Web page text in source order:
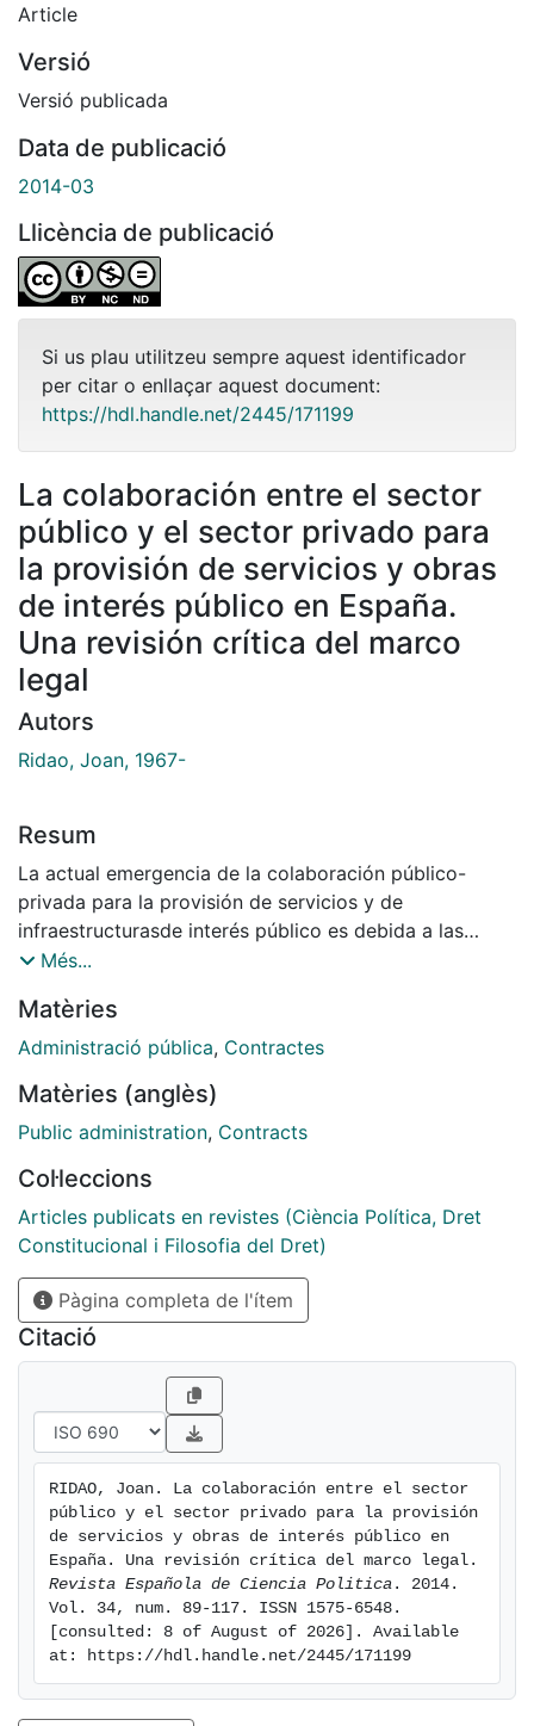
Article
Versió
Versió publicada
Data de publicació
2014-03
Llicència de publicació
Si us plau utilitzeu sempre aquest identificador
per citar o enllaçar aquest document:
https://hdl.handle.net/2445/171199
La colaboración entre el sector
público y el sector privado para
la provisión de servicios y obras
de interés público en España.
Una revisión crítica del marco
legal
Autors
Ridao, Joan, 1967-
Resum
La actual emergencia de la colaboración público-
privada para la provisión de servicios y de
infraestructurasde interés público es debida a las
estrecheces presupuestarias por las que atraviesan las
aguda crisis económica. Las ventajas de esta
colaboración se concretan en el diálogo entre el
financiación y ejecución de proyectos,la buena
relación calidad-precio y un tratamiento en términos
impacto en la deuda. Sin embargo, el deficiente marco
regulador europeo y estatal, tanto en materia de
contratación como de incentivos a la captación de
activos financieros, constituyen un lastre para su
definitivo arranque. Es preciso, pues, un nuevo marco
que favorezca la adecuada estructuración de
proyectos,contratos y esquemas de distribución de
riesgos, así como que prevea incentivos a la
participación, por ejemplo, con la introducción en
nuestro sistema de los proyectos de infraestructuras
específico contrato de colaboración público-privada y
de la fórmula del diálogo competitivo como
procedimiento de adjudicación.
The current emergence of public-private partnerships
for the provision of infrastructure services and public
interest is due to the budgetary constraints being
of acute economic crisis. The advantages of this
Més...
Matèries
Administració pública, Contractes
Matèries (anglès)
Public administration, Contracts
Col·leccions
Articles publicats en revistes (Ciència Política, Dret
Constitucional i Filosofia del Dret)
Pàgina completa de l'ítem
Citació
RIDAO, Joan. La colaboración entre el sector
público y el sector privado para la provisión
de servicios y obras de interés público en
Revista Española de Ciencia Politica . 2014.
Vol. 34, num. 89-117. ISSN 1575-6548.
[consulted: 8 of August of 2026]. Available
at: https://hdl.handle.net/2445/171199